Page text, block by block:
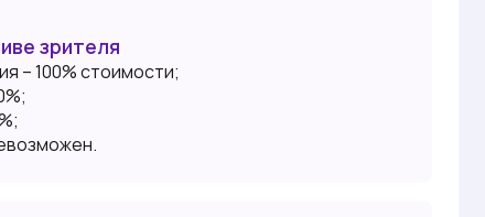
зрителя
– 100% стоимости;